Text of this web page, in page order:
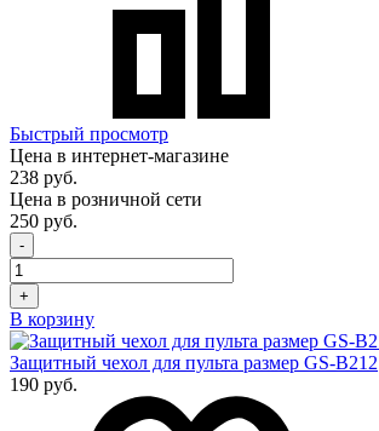
Быстрый просмотр
Цена в интернет-магазине
238 руб.
Цена в розничной сети
250 руб.
-
+
В корзину
Защитный чехол для пульта размер GS-B212
190 руб.